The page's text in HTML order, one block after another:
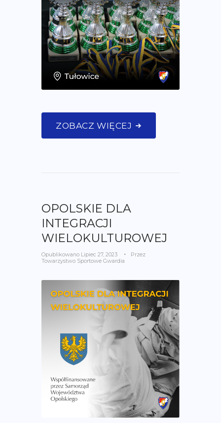
ZOBACZ WIĘCEJ
OPOLSKIE DLA
INTEGRACJI
WIELOKULTUROWEJ
Opublikowano Lipiec 27, 2023
Przez
Towarzystwo Sportowe Gwardia